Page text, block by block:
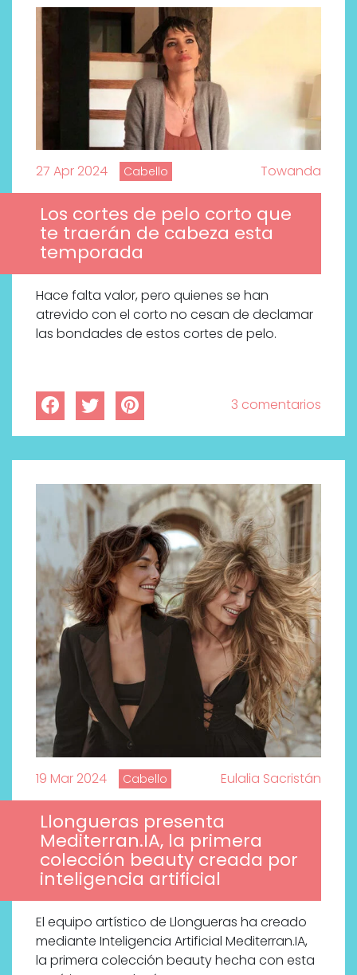
27 Apr 2024 Cabello Towanda
Los cortes de pelo corto que
te traerán de cabeza esta
temporada
Hace falta valor, pero quienes se han
atrevido con el corto no cesan de declamar
las bondades de estos cortes de pelo.
3 comentarios
19 Mar 2024 Cabello Eulalia Sacristán
Llongueras presenta
Mediterran.IA, la primera
colección beauty creada por
inteligencia artificial
El equipo artístico de Llongueras ha creado
mediante Inteligencia Artificial Mediterran.IA,
la primera colección beauty hecha con esta